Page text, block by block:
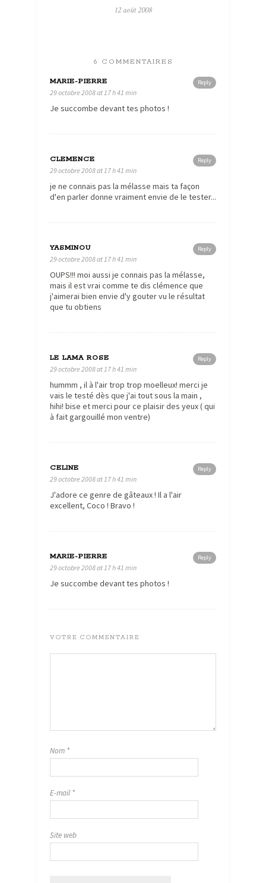
12 août 2008
6 COMMENTAIRES
Reply
MARIE-PIERRE
29 octobre 2008 at 17 h 41 min
Je succombe devant tes photos !
Reply
CLEMENCE
29 octobre 2008 at 17 h 41 min
je ne connais pas la mélasse mais ta façon
d'en parler donne vraiment envie de le tester...
Reply
YASMINOU
29 octobre 2008 at 17 h 41 min
OUPS!!! moi aussi je connais pas la mélasse,
mais il est vrai comme te dis clémence que
j'aimerai bien envie d'y gouter vu le résultat
que tu obtiens
Reply
LE LAMA ROSE
29 octobre 2008 at 17 h 41 min
hummm , il à l'air trop trop moelleux! merci je
vais le testé dès que j'ai tout sous la main ,
hihi! bise et merci pour ce plaisir des yeux ( qui
à fait gargouillé mon ventre)
Reply
CELINE
29 octobre 2008 at 17 h 41 min
J'adore ce genre de gâteaux ! Il a l'air
excellent, Coco ! Bravo !
Reply
MARIE-PIERRE
29 octobre 2008 at 17 h 41 min
Je succombe devant tes photos !
VOTRE COMMENTAIRE
Nom *
E-mail *
Site web